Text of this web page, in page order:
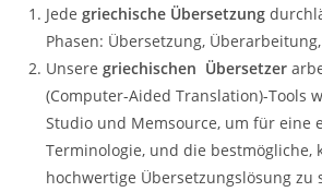
Jedegriechische Übersetzung
Phasen: Übersetzung,
Unseregriechischen Übersetzer
(Computer-Aided Translation)-Tools
Studio und Memsource, um für eine
Terminologie, und die bestmögliche,
hochwertige Übersetzungslösung zu